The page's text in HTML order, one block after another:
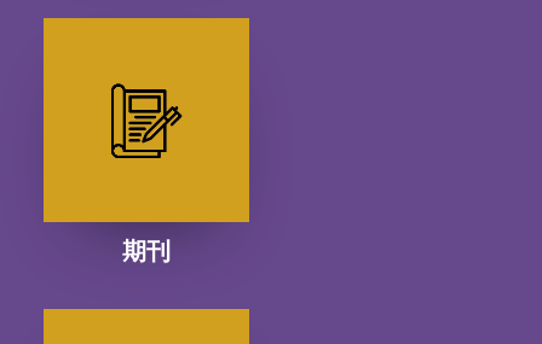
期刊